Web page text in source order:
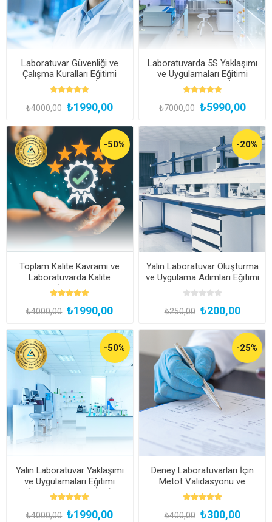
Laboratuvar Güvenliği ve
Çalışma Kuralları Eğitimi
(Kayıttan Hemen İzle)
₺4000,00 ₺1990,00
Laboratuvarda 5S Yaklaşımı
ve Uygulamaları Eğitimi
(Kayıttan Hemen İzle)
₺7000,00 ₺5990,00
-50%
Toplam Kalite Kavramı ve
Laboratuvarda Kalite
Yaklaşımı (Kayıttan Hemen
İzle)
₺4000,00 ₺1990,00
-20%
Yalın Laboratuvar Oluşturma
ve Uygulama Adımları Eğitimi
₺250,00 ₺200,00
-50%
Yalın Laboratuvar Yaklaşımı
ve Uygulamaları Eğitimi
(Kayıttan Hemen İzle)
₺4000,00 ₺1990,00
-25%
Deney Laboratuvarları İçin
Metot Validasyonu ve
Verifikasyonu Webinarı
₺400,00 ₺300,00